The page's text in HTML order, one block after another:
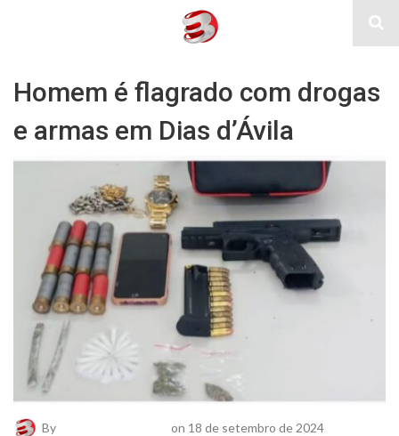
Homem é flagrado com drogas
e armas em Dias d’Ávila
By on 18 de setembro de 2024